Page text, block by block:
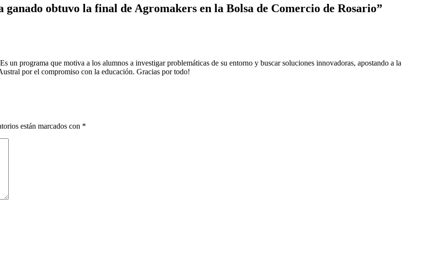
ganado obtuvo la final de Agromakers en la Bolsa de Comercio de Rosario”
un programa que motiva a los alumnos a investigar problemáticas de su entorno y buscar soluciones innovadoras, apostando a la
por el compromiso con la educación. Gracias por todo!
están marcados con *